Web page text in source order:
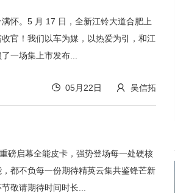
怀。5 月 17 日，全新江铃大道合肥上
官！我们以车为媒，以热爱为引，和江
一场集上市发布...
05月22日 吴信拓
磅启幕全能皮卡，强势登场每一处硬核
都不负每一份期待精英云集共鉴锋芒新
敬请期待时间时长...